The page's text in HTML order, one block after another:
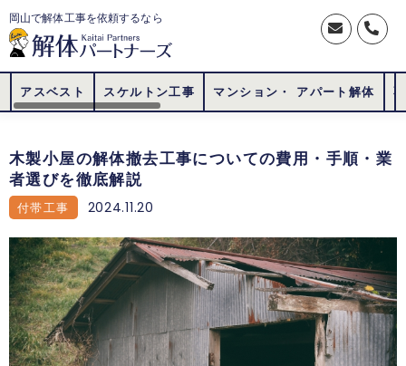
岡山で解体工事を依頼するなら
アスベスト スケルトン工事 マンション・ アパート解体
木製小屋の解体撤去工事についての費用・手順・業
者選びを徹底解説
付帯工事 2024.11.20